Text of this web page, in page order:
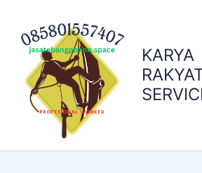
content
KARYA